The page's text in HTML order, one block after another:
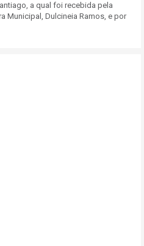
a qual foi recebida pela
Municipal, Dulcineia Ramos, e por